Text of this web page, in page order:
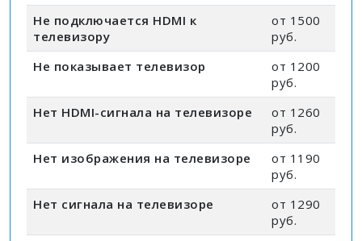
Не подключается HDMI к
телевизору
от 1500
руб.
Не показывает телевизор
от 1200
руб.
Нет HDMI-сигнала на телевизоре
от 1260
руб.
Нет изображения на телевизоре
от 1190
руб.
Нет сигнала на телевизоре
от 1290
руб.